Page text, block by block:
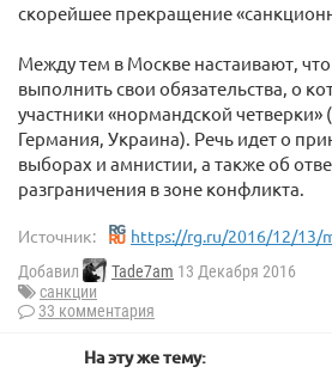
скорейшее прекращение
Между тем в Москве настаивают,
выполнить свои обязательства, о
участники «нормандской
Германия, Украина). Речь идет о
выборах и амнистии, а также об
разграничения в зоне конфликта.
Источник: https://rg.ru/2016/12/13/
Добавил Tade7am 13 Декабря 2016
санкции
33 комментария
На эту же тему: